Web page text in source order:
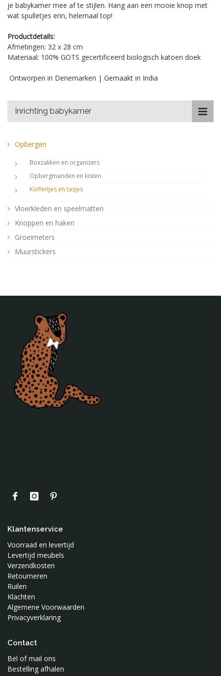
je babykamer mee af te stijlen. Hang aan een mooie knop met
wat spulletjes erin, helemaal top!
Productdetails:
Afmetingen: 32 x 28 cm
Materiaal: 100% GOTS gecertificeerd biologisch katoen doek
Ontworpen in Denemarken | Gemaakt in India
Inrichting babykamer
Opbergen
Boxzakken en organizers
Opbergmanden en kisten
Koffertjes en tasjes
Vloerkleden en speelmatten
Knoppen en haken
Groeimeters
Muurstickers
Kussens
Posters
Verlichting
Poefjes en speelkussens
Decoratie
Behang
Klantenservice
Voorraad en levertijd
Levertijd meubels
Verzendkosten
Retourneren
Ruilen
Klachten
Algemene Voorwaarden
Privacyverklaring
Contact
Bel of mail ons
Bestelling afhalen